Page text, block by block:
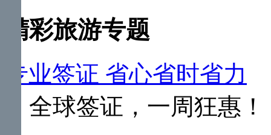
精彩旅游专题
专业签证 省心省时省力
全球签证，一周狂惠！